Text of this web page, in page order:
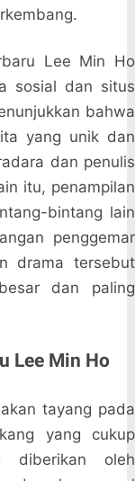
Lee Min Ho
sosial dan situs
bahwa
yang unik dan
dan penulis
itu, penampilan
bintang lain
penggemar
drama tersebut
dan paling
Lee Min Ho
tayang pada
yang cukup
diberikan oleh